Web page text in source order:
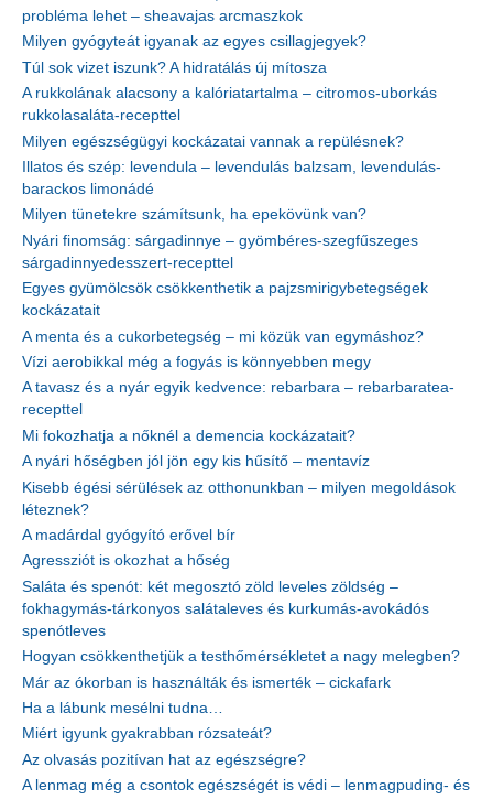
probléma lehet – sheavajas arcmaszkok
Milyen gyógyteát igyanak az egyes csillagjegyek?
Túl sok vizet iszunk? A hidratálás új mítosza
A rukkolának alacsony a kalóriatartalma – citromos-uborkás
rukkolasaláta-recepttel
Milyen egészségügyi kockázatai vannak a repülésnek?
Illatos és szép: levendula – levendulás balzsam, levendulás-
barackos limonádé
Milyen tünetekre számítsunk, ha epekövünk van?
Nyári finomság: sárgadinnye – gyömbéres-szegfűszeges
sárgadinnyedesszert-recepttel
Egyes gyümölcsök csökkenthetik a pajzsmirigybetegségek
kockázatait
A menta és a cukorbetegség – mi közük van egymáshoz?
Vízi aerobikkal még a fogyás is könnyebben megy
A tavasz és a nyár egyik kedvence: rebarbara – rebarbaratea-
recepttel
Mi fokozhatja a nőknél a demencia kockázatait?
A nyári hőségben jól jön egy kis hűsítő – mentavíz
Kisebb égési sérülések az otthonunkban – milyen megoldások
léteznek?
A madárdal gyógyító erővel bír
Agressziót is okozhat a hőség
Saláta és spenót: két megosztó zöld leveles zöldség –
fokhagymás-tárkonyos salátaleves és kurkumás-avokádós
spenótleves
Hogyan csökkenthetjük a testhőmérsékletet a nagy melegben?
Már az ókorban is használták és ismerték – cickafark
Ha a lábunk mesélni tudna…
Miért igyunk gyakrabban rózsateát?
Az olvasás pozitívan hat az egészségre?
A lenmag még a csontok egészségét is védi – lenmagpuding- és